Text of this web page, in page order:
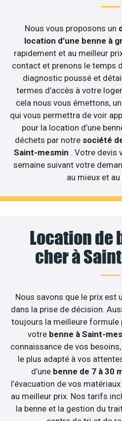
Nous vous proposons un
location d’une benne à
rapidement et au meilleur
contact et prenons le temps
diagnostic poussé et
termes d’accès à votre
cela nous vous émettons,
qui vous permettra de voir
pour la location d’une
déchets par notre société
Saint-mesmin . Votre devis
semaine suivant votre
au mieux et
Location de
cher à
Nous savons que le prix est
dans la prise de décision.
toujours la meilleure formule
votre benne à Saint-
connaissance de vos
le plus adapté à vos
d’une benne de 7 à 30
l’évacuation de vos
au meilleur prix. Nos tarifs
la benne et la gestion du